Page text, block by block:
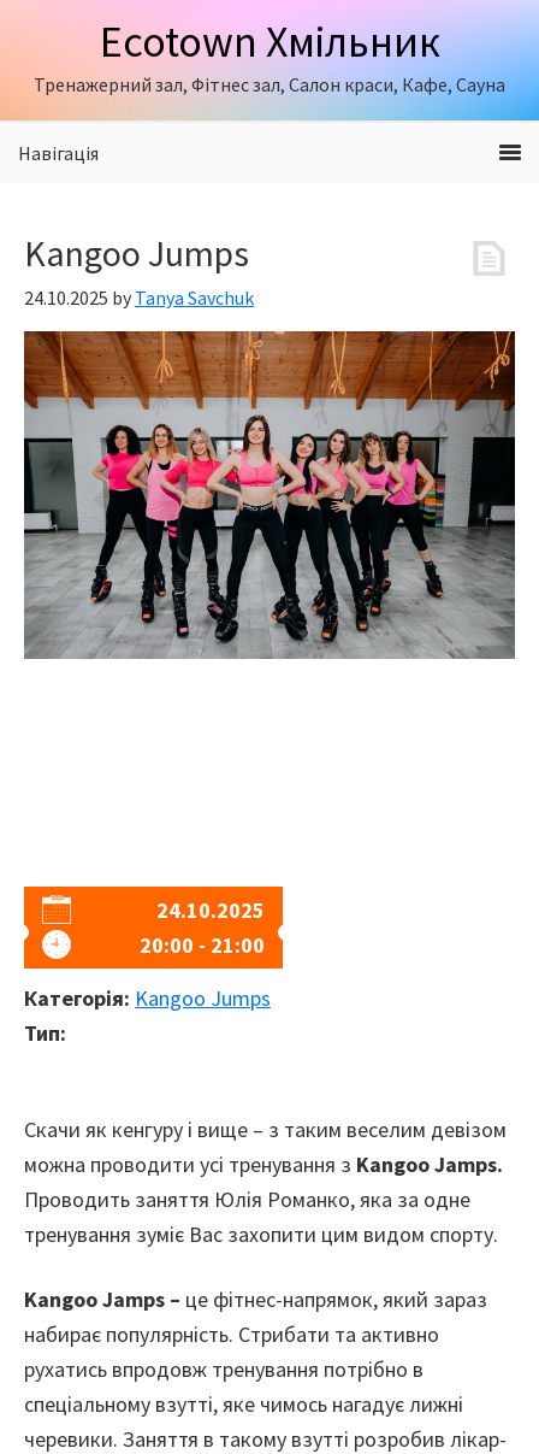
primary
content
primary
Ecotown Хмільник
Тренажерний зал, Фітнес зал, Салон краси, Кафе, Сауна
Навігація
Kangoo Jumps
24.10.2025 by Tanya Savchuk
24.10.2025
20:00 - 21:00
Категорія: Kangoo Jumps
Тип:
Скачи як кенгуру і вище – з таким веселим девізом
можна проводити усі тренування з KangooJamps.
Проводить заняття Юлія Романко, яка за одне
тренування зуміє Вас захопити цим видом спорту.
KangooJamps – це фітнес-напрямок, який зараз
набирає популярність. Стрибати та активно
рухатись впродовж тренування потрібно в
спеціальному взутті, яке чимось нагадує лижні
черевики. Заняття в такому взутті розробив лікар-